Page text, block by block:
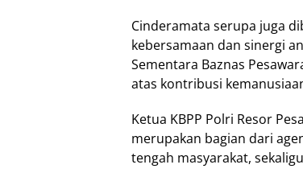
Cinderamata serupa juga
kebersamaan dan sinergi
Sementara Baznas
atas kontribusi
Ketua KBPP Polri Resor
merupakan bagian dari
tengah masyarakat,